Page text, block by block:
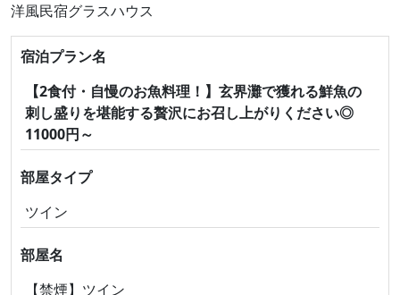
洋風民宿グラスハウス
宿泊プラン名
【2食付・自慢のお魚料理！】玄界灘で獲れる鮮魚の
刺し盛りを堪能する贅沢にお召し上がりください◎
11000円～
部屋タイプ
ツイン
部屋名
【禁煙】ツイン